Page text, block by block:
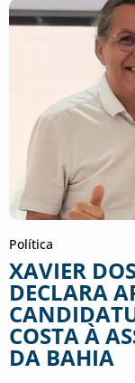
Política
XAVIER
DECLARA
COSTA À
DA BAHIA